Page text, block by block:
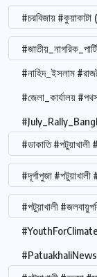
#চরবিজায় #কুয়াকাটা
#নাহিদ_ইসলাম
#জেলা_কার্যালয়
#ডাকাতি #পটুয়াখালী
#দূর্গাপুজা
#পটুয়াখালী